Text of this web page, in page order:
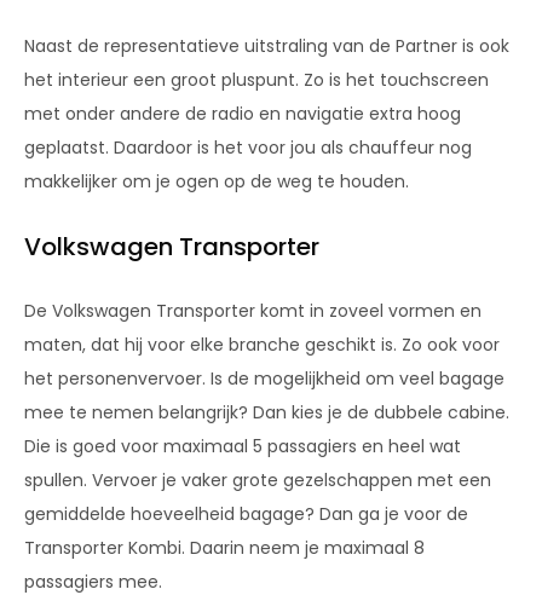
Naast de representatieve uitstraling van de Partner is ook
het interieur een groot pluspunt. Zo is het touchscreen
met onder andere de radio en navigatie extra hoog
geplaatst. Daardoor is het voor jou als chauffeur nog
makkelijker om je ogen op de weg te houden.
Volkswagen Transporter
De Volkswagen Transporter komt in zoveel vormen en
maten, dat hij voor elke branche geschikt is. Zo ook voor
het personenvervoer. Is de mogelijkheid om veel bagage
mee te nemen belangrijk? Dan kies je de dubbele cabine.
Die is goed voor maximaal 5 passagiers en heel wat
spullen. Vervoer je vaker grote gezelschappen met een
gemiddelde hoeveelheid bagage? Dan ga je voor de
Transporter Kombi. Daarin neem je maximaal 8
passagiers mee.